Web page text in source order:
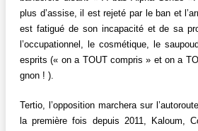
plus d’assise, il est rejeté par le ban et
est fatigué de son incapacité et de sa
l’occupationnel, le cosmétique, le
esprits (« on a TOUT compris » et on a
gnon ! ).
Tertio, l’opposition marchera sur
la première fois depuis 2011, Kaloum,